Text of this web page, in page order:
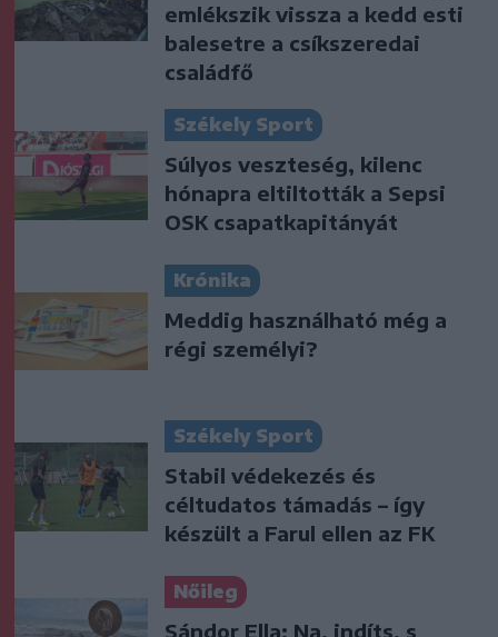
emlékszik vissza a kedd esti
balesetre a csíkszeredai
családfő
Székely Sport
Súlyos veszteség, kilenc
hónapra eltiltották a Sepsi
OSK csapatkapitányát
Krónika
Meddig használható még a
régi személyi?
Székely Sport
Stabil védekezés és
céltudatos támadás – így
készült a Farul ellen az FK
Nőileg
Sándor Ella: Na, indíts, s